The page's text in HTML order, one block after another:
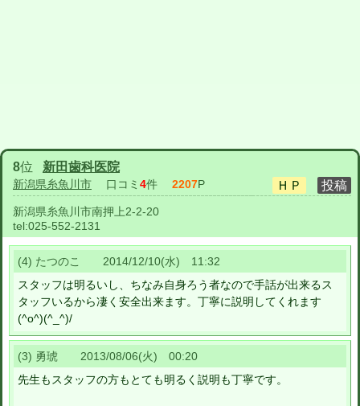
8位 新田歯科医院
新潟県糸魚川市 口コミ 4件 2207P
新潟県糸魚川市南押上2-2-20
tel:025-552-2131
(4) たつのこ 2014/12/10(水) 11:32
スタッフは明るいし、ちなみ自身ろう者なので手話が出来るス
タッフいるから凄く安全出来ます。丁寧に説明してくれます
(^o^)(^_^)/
(3) 勇琥 2013/08/06(火) 00:20
先生もスタッフの方もとても明るく説明も丁寧です。